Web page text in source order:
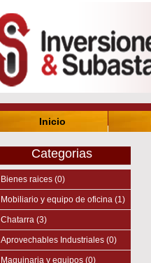
Inicio
Categorias
Bienes raices (0)
Mobiliario y equipo de oficina (1)
Chatarra (3)
Aprovechables Industriales (0)
Maquinaria y equipos (0)